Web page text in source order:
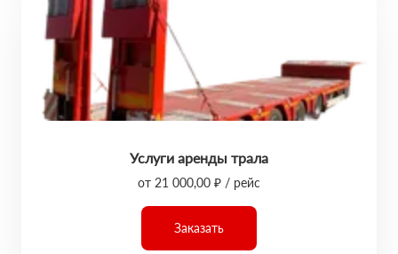
Услуги аренды трала
от 21 000,00 ₽ / рейс
Заказать